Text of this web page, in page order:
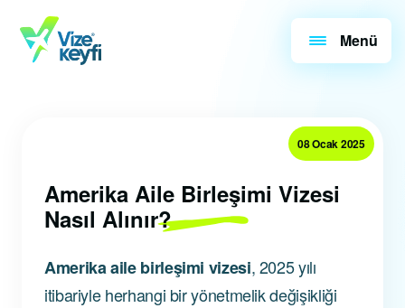
Menü
08 Ocak 2025
Amerika Aile Birleşimi Vizesi
Nasıl Alınır?
Amerika aile birleşimi vizesi, 2025 yılı
itibariyle herhangi bir yönetmelik değişikliği